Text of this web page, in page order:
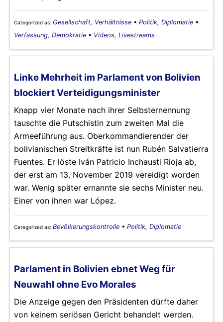
Categorized as: Gesellschaft, Verhältnisse • Politik, Diplomatie •
Verfassung, Demokratie • Videos, Livestreams
Linke Mehrheit im Parlament von Bolivien
blockiert Verteidigungsminister
Knapp vier Monate nach ihrer Selbsternennung
tauschte die Putschistin zum zweiten Mal die
Armeeführung aus. Oberkommandierender der
bolivianischen Streitkräfte ist nun Rubén Salvatierra
Fuentes. Er löste Iván Patricio Inchausti Rioja ab,
der erst am 13. November 2019 vereidigt worden
war. Wenig später ernannte sie sechs Minister neu.
Einer von ihnen war López.
Categorized as: Bevölkerungskontrolle • Politik, Diplomatie
Parlament in Bolivien ebnet Weg für
Neuwahl ohne Evo Morales
Die Anzeige gegen den Präsidenten dürfte daher
von keinem seriösen Gericht behandelt werden.